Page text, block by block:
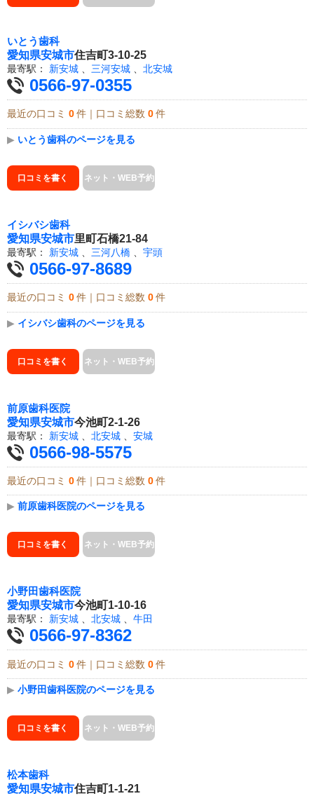
いとう歯科
愛知県安城市住吉町3-10-25
最寄駅： 新安城 三河安城 北安城
0566-97-0355
最近の口コミ 0 件｜口コミ総数 0 件
▶ いとう歯科のページを見る
口コミを書く ネット・WEB予約
イシバシ歯科
愛知県安城市里町石橋21-84
最寄駅： 新安城 三河八橋 宇頭
0566-97-8689
最近の口コミ 0 件｜口コミ総数 0 件
▶ イシバシ歯科のページを見る
口コミを書く ネット・WEB予約
前原歯科医院
愛知県安城市今池町2-1-26
最寄駅： 新安城 北安城 安城
0566-98-5575
最近の口コミ 0 件｜口コミ総数 0 件
▶ 前原歯科医院のページを見る
口コミを書く ネット・WEB予約
小野田歯科医院
愛知県安城市今池町1-10-16
最寄駅： 新安城 、 北安城 、 牛田
0566-97-8362
最近の口コミ 0 件｜口コミ総数 0 件
▶ 小野田歯科医院のページを見る
口コミを書く ネット・WEB予約
松本歯科
愛知県安城市住吉町1-1-21